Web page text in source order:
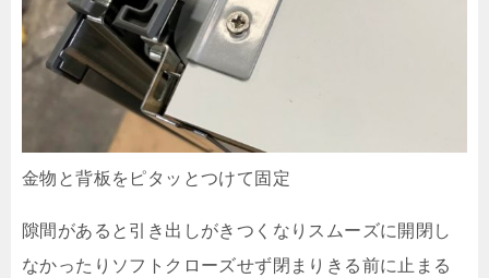
金物と背板をピタッとつけて固定
隙間があると引き出しがきつくなりスムーズに開閉し
なかったりソフトクローズせず閉まりきる前に止まる